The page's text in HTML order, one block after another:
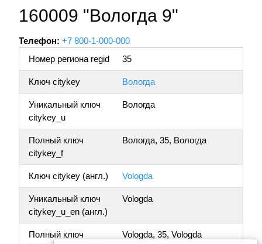
160009 "Вологда 9"
Телефон: +7 800-1-000-000
Номер региона regid
35
Ключ citykey Вологда
Уникальный ключ
citykey_u
Вологда
Полный ключ
citykey_f
Вологда, 35, Вологда
Ключ citykey (англ.) Vologda
Уникальный ключ
citykey_u_en (англ.)
Vologda
Полный ключ
Vologda, 35, Vologda